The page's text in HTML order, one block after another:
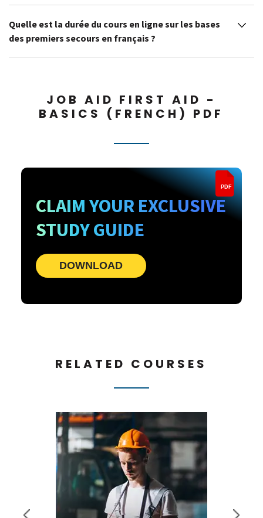
Quelle est la durée du cours en ligne sur les bases
des premiers secours en français ?
JOB AID FIRST AID -
BASICS (FRENCH) PDF
PDF
CLAIM YOUR EXCLUSIVE
STUDY GUIDE
DOWNLOAD
RELATED COURSES